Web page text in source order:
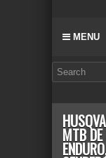
MENU
MTB